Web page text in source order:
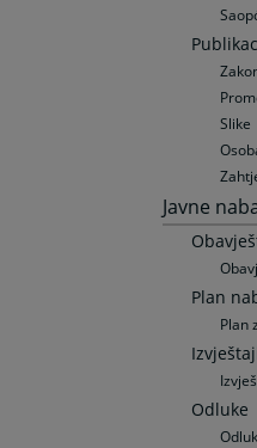
Slike
Javne
Plan
Plan
Odluke